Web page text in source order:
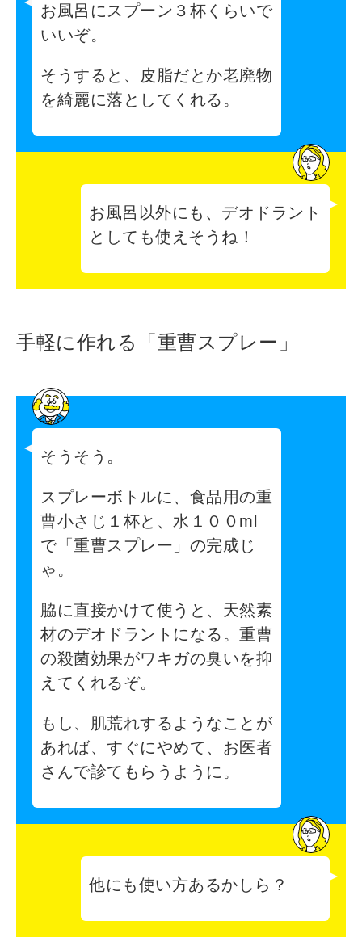
お風呂にスプーン３杯くらいで
いいぞ。
そうすると、皮脂だとか老廃物
を綺麗に落としてくれる。
お風呂以外にも、デオドラント
としても使えそうね！
手軽に作れる「重曹スプレー」
そうそう。
スプレーボトルに、食品用の重
曹小さじ１杯と、水１００ml
で「重曹スプレー」の完成じ
ゃ。
脇に直接かけて使うと、天然素
材のデオドラントになる。重曹
の殺菌効果がワキガの臭いを抑
えてくれるぞ。
もし、肌荒れするようなことが
あれば、すぐにやめて、お医者
さんで診てもらうように。
他にも使い方あるかしら？